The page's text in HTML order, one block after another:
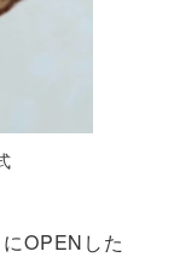
OPENした